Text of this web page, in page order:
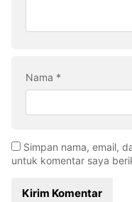
Nama *
Simpan nama, email,
untuk komentar saya